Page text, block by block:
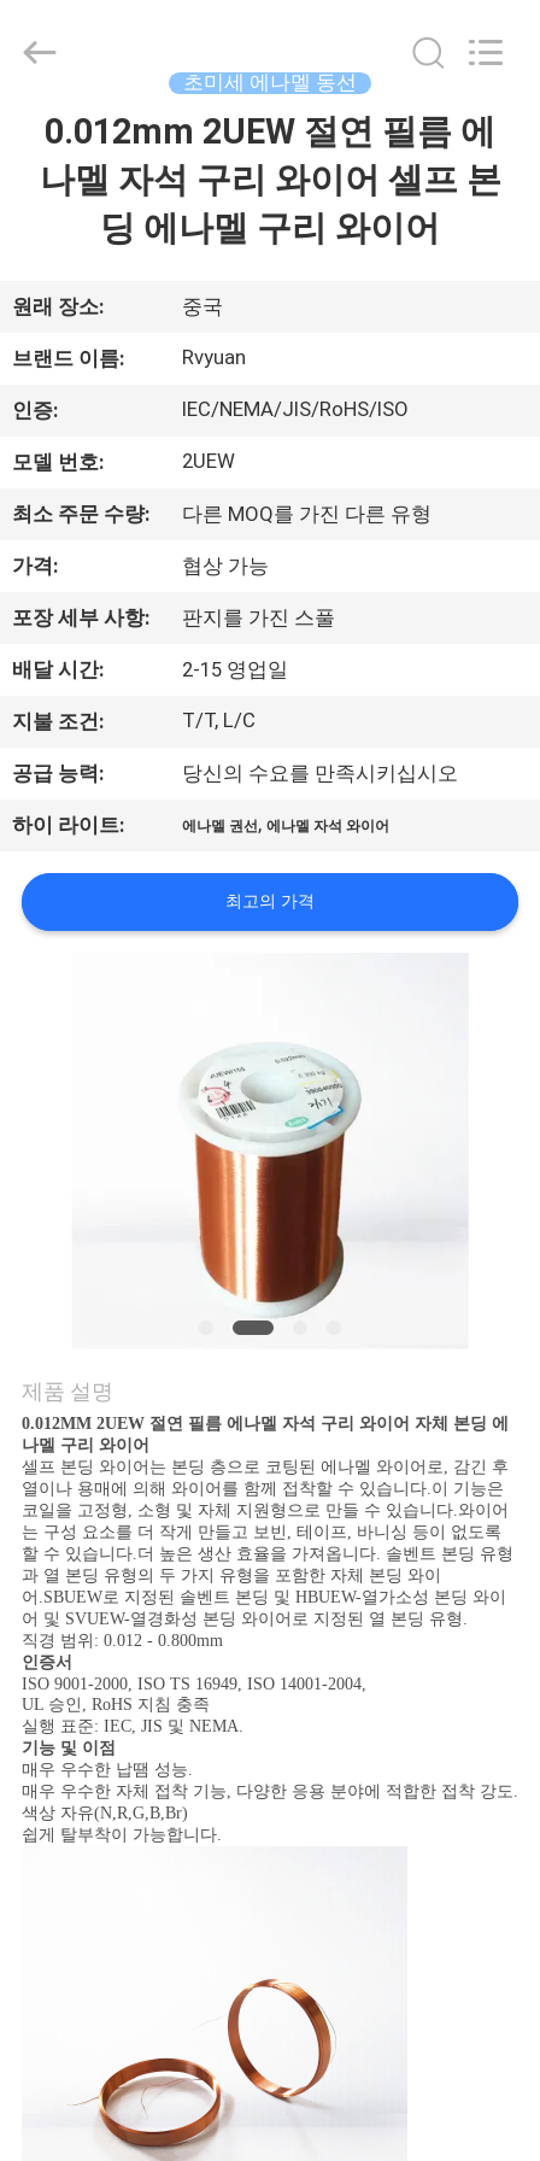
동
영
상
우
리
에
대
하
여
장
주
세
요
뉴
스
인
용
문
2026
Material
Reserved.
초미세 에나멜 동선
0.012mm 2UEW 절연 필름 에
나멜 자석 구리 와이어 셀프 본
딩 에나멜 구리 와이어
원래 장소: 중국
브랜드 이름: Rvyuan
인증: IEC/NEMA/JIS/RoHS/ISO
모델 번호: 2UEW
최소 주문 수량: 다른 MOQ를 가진 다른 유형
가격: 협상 가능
포장 세부 사항: 판지를 가진 스풀
배달 시간: 2-15 영업일
지불 조건: T/T, L/C
공급 능력: 당신의 수요를 만족시키십시오
하이 라이트: 에나멜 권선,에나멜 자석 와이어
최고의 가격
제품 설명
0.012MM 2UEW 절연 필름 에나멜 자석 구리 와이어 자체 본딩 에
나멜 구리 와이어
셀프 본딩 와이어는 본딩 층으로 코팅된 에나멜 와이어로, 감긴 후
열이나 용매에 의해 와이어를 함께 접착할 수 있습니다.이 기능은
코일을 고정형, 소형 및 자체 지원형으로 만들 수 있습니다.와이어
는 구성 요소를 더 작게 만들고 보빈, 테이프, 바니싱 등이 없도록
할 수 있습니다.더 높은 생산 효율을 가져옵니다. 솔벤트 본딩 유형
과 열 본딩 유형의 두 가지 유형을 포함한 자체 본딩 와이
어.SBUEW로 지정된 솔벤트 본딩 및 HBUEW-열가소성 본딩 와이
어 및 SVUEW-열경화성 본딩 와이어로 지정된 열 본딩 유형.
직경 범위: 0.012 - 0.800mm
인증서
ISO 9001-2000, ISO TS 16949, ISO 14001-2004,
UL 승인, RoHS 지침 충족
실행 표준: IEC, JIS 및 NEMA.
기능 및 이점
매우 우수한 납땜 성능.
매우 우수한 자체 접착 기능, 다양한 응용 분야에 적합한 접착 강도.
색상 자유(N,R,G,B,Br)
쉽게 탈부착이 가능합니다.